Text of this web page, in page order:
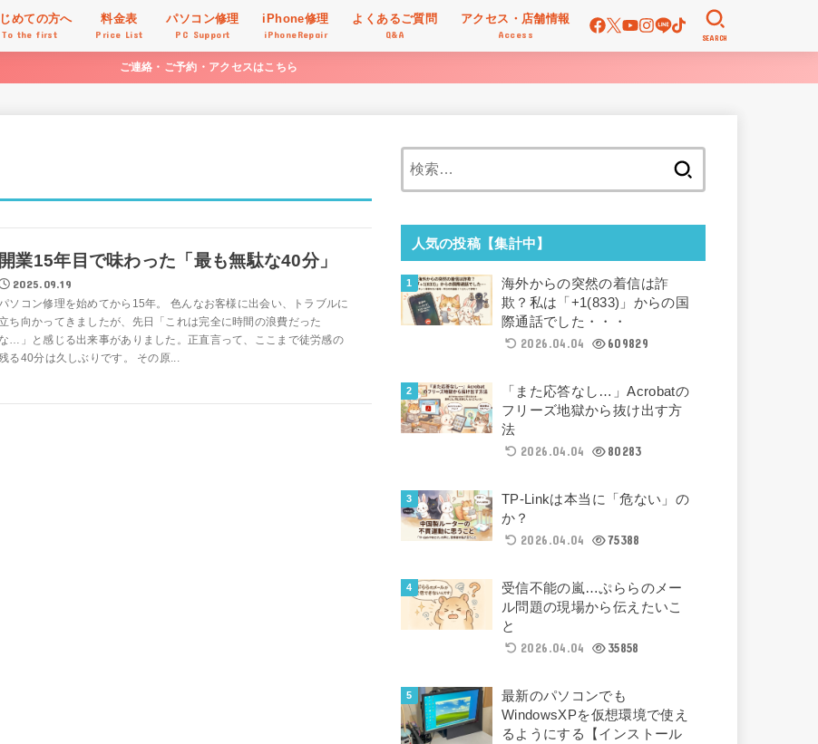
めての方へ
To the first
料金表
Price List
パソコン修理
PC Support
iPhone修理
iPhoneRepair
よくあるご質問
Q&A
アクセス・店舗情報
Access SEARCH
ご連絡・ご予約・アクセスはこちら
開業15年目で味わった「最も無駄な40分」
2025.09.19
パソコン修理を始めてから15年。 色んなお客様に出会い、トラブルに
立ち向かってきましたが、先日「これは完全に時間の浪費だった
な…」と感じる出来事がありました。正直言って、ここまで徒労感の
る40分は久しぶりです。 その原...
人気の投稿【集計中】
海外からの突然の着信は詐
欺？私は「+1(833)」からの国
際通話でした・・・
2026.04.04
609829
「また応答なし…」Acrobatの
フリーズ地獄から抜け出す方
法
2026.04.04
80283
TP-Linkは本当に「危ない」の
か？
2026.04.04
75388
受信不能の嵐…ぷららのメー
ル問題の現場から伝えたいこ
と
2026.04.04
35858
最新のパソコンでも
WindowsXPを仮想環境で使え
るようにする【インストール